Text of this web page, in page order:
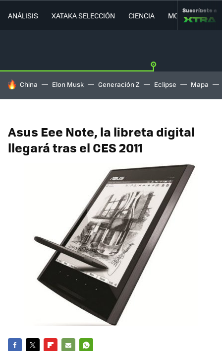
ANÁLISIS XATAKA SELECCIÓN CIENCIA MOVILIDAD
Suscríbete a
HOY SE HABLA DE
China Elon Musk Generación Z Eclipse Mapa
Asus Eee Note, la libreta digital
llegará tras el CES 2011